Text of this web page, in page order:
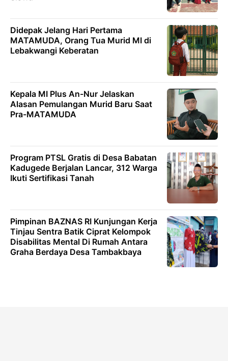
Didepak Jelang Hari Pertama
MATAMUDA, Orang Tua Murid MI di
Lebakwangi Keberatan
Kepala MI Plus An-Nur Jelaskan
Alasan Pemulangan Murid Baru Saat
Pra-MATAMUDA
Program PTSL Gratis di Desa Babatan
Kadugede Berjalan Lancar, 312 Warga
Ikuti Sertifikasi Tanah
Pimpinan BAZNAS RI Kunjungan Kerja
Tinjau Sentra Batik Ciprat Kelompok
Disabilitas Mental Di Rumah Antara
Graha Berdaya Desa Tambakbaya